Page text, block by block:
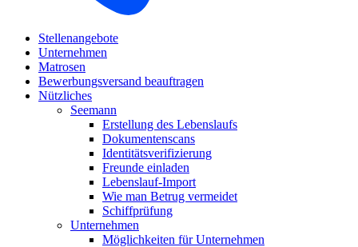
Stellenangebote
Unternehmen
Matrosen
Bewerbungsversand beauftragen
Nützliches
Seemann
Erstellung des Lebenslaufs
Dokumentenscans
Identitätsverifizierung
Freunde einladen
Lebenslauf-Import
Wie man Betrug vermeidet
Schiffprüfung
Unternehmen
Möglichkeiten für Unternehmen